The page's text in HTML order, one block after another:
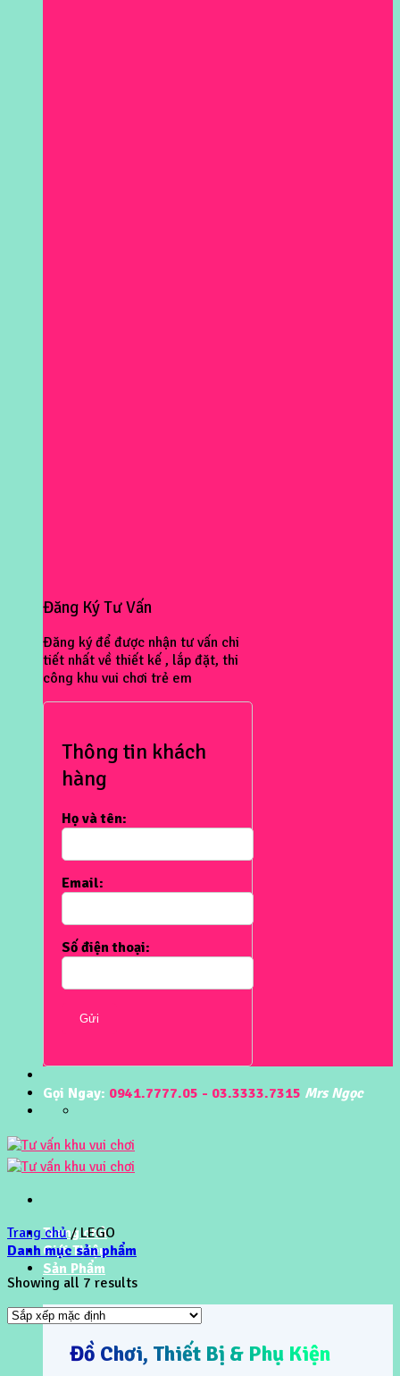
Đăng Ký Tư Vấn
Đăng ký để được nhận tư vấn chi
tiết nhất về thiết kế , lắp đặt, thi
công khu vui chơi trẻ em
Thông tin khách
hàng
Họ và tên:
Email:
Số điện thoại:
Gửi
Gọi Ngay: 0941.7777.05 - 03.3333.7315 Mrs Ngọc
Trang chủ
Giới Thiệu
Sản Phẩm
Đồ Chơi, Thiết Bị & Phụ Kiện
Trang chủ /LEGO
Danh mục sản phẩm
Showing all 7 results